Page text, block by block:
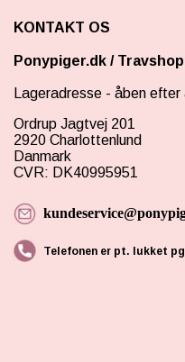
KONTAKT OS
Ponypiger.dk /
Lageradresse - åben efter
Ordrup Jagtvej 201
2920 Charlottenlund
Danmark
CVR: DK40995951
Telefonen er pt. lukket